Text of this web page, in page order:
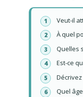
Veut-il
À quel
Quelles
Est-ce
Quel